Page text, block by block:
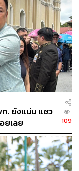
. ยังแน่น แซว
ยเลย
109